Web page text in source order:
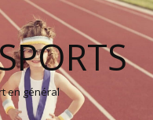
en général